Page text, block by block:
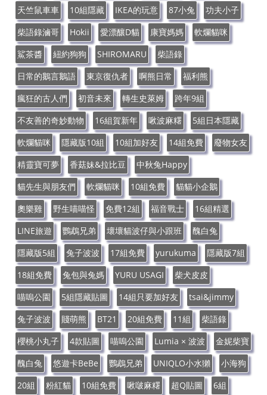
天竺鼠車車
10組隱藏 IKEA的玩意 87小兔
功夫小子
柴語錄滷哥
Hokii 愛漂釀D貓 康寶媽媽
軟爛貓咪
鯊茶醬
紐約狗狗 SHIROMARU
柴語錄
日常的鵝言鵝語
東京復仇者 啊熊日常
福利熊
瘋狂的古人們
初音未來 轉生史萊姆
跨年9組
不友善的奇妙動物
16組賀新年 啾波麻糬
5組日本隱藏
軟爛貓咪
隱藏版10組 10組加好友 14組免費
廢物女友
精靈寶可夢
香菇妹&拉比豆
中秋兔Happy
貓先生與朋友們
軟爛貓咪 10組免費
貓貓小企鵝
奧樂雞
野生喵喵怪 免費12組 福音戰士
16組精選
LINE旅遊
鸚鵡兄弟 壞壞貓波仔與小跟班
醜白兔
隱藏版5組
兔子波波 17組免費 yurukuma
隱藏版7組
18組免費
兔包與兔媽 YURU USAGI
柴犬皮皮
喵嗚公園
5組隱藏貼圖 14組只要加好友
tsai&jimmy
兔子波波
賤萌熊 BT21 20組免費 11組
柴語錄
櫻桃小丸子
4款貼圖 喵嗚公園 Lumia × 波波
金妮柴寶
醜白兔
悠遊卡BeBe 鸚鵡兄弟 UNIQLO小水獺
小海狗
20組
粉紅貓 10組免費 啾啵麻糬 超Q貼圖 6組